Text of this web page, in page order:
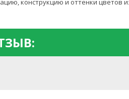
конструкцию и оттенки цветов